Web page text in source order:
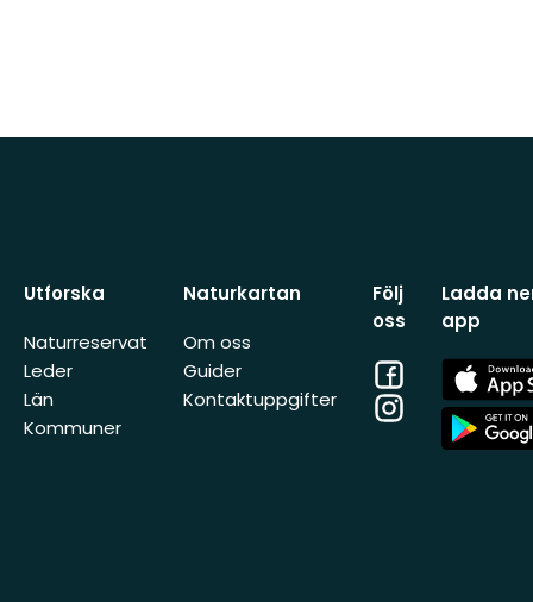
Utforska
Naturreservat
Leder
Län
Kommuner
Naturkartan
Om oss
Guider
Kontaktuppgifter
Följ
oss
Facebook
Instagram
Ladda
app
App
Store
App
Store